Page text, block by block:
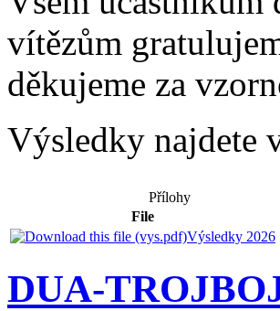
vítězům
děkujeme za
Výsledky najdete
Přílohy
File
Výsledky 2026
DUA-